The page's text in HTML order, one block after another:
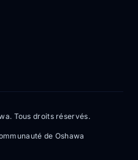
Tous droits réservés.
de Oshawa